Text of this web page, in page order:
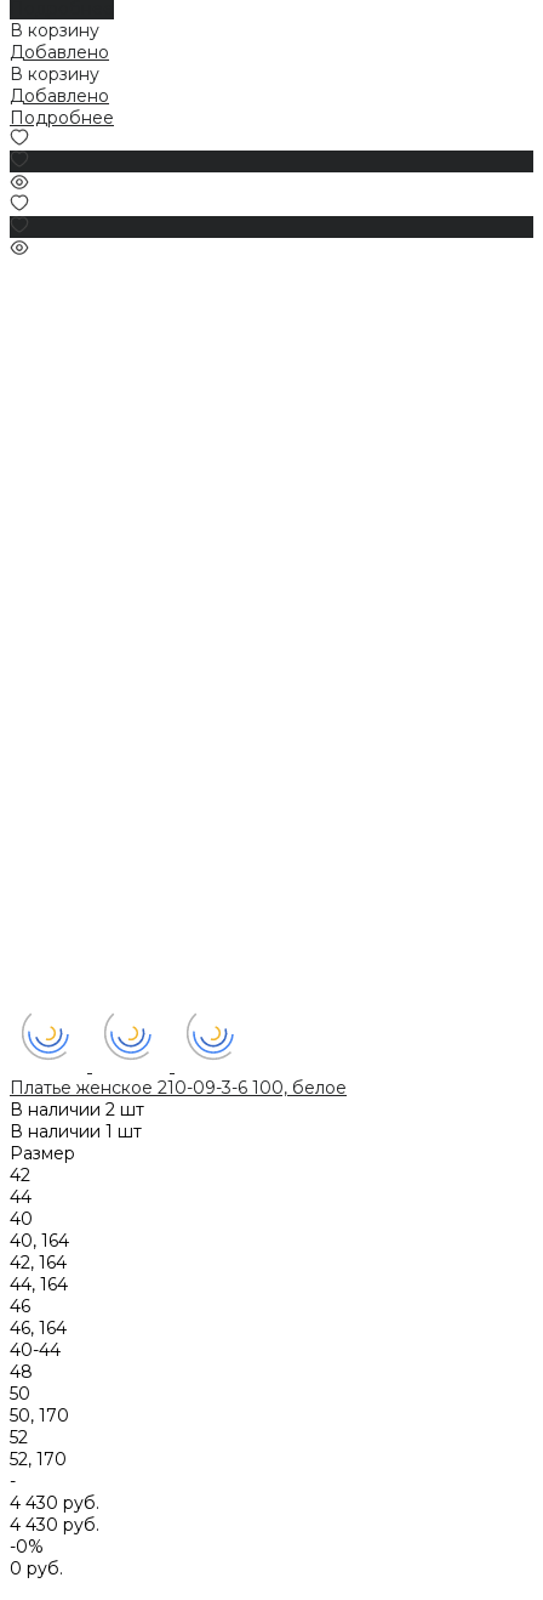
В корзину
Добавлено
В корзину
Добавлено
Подробнее
Платье женское 210-09-3-6 100, белое
В наличии 2 шт
В наличии 1 шт
Размер
42
44
40
40, 164
42, 164
44, 164
46
46, 164
40-44
48
50
50, 170
52
52, 170
-
4 430 руб.
4 430 руб.
-0%
0 руб.